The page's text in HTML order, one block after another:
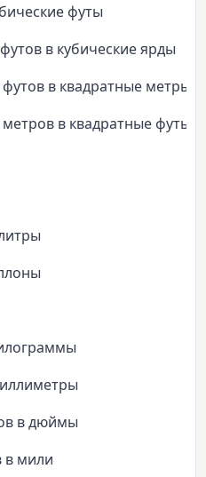
футы
в кубические ярды
в квадратные метры
в квадратные футы
в дюймы
в мили